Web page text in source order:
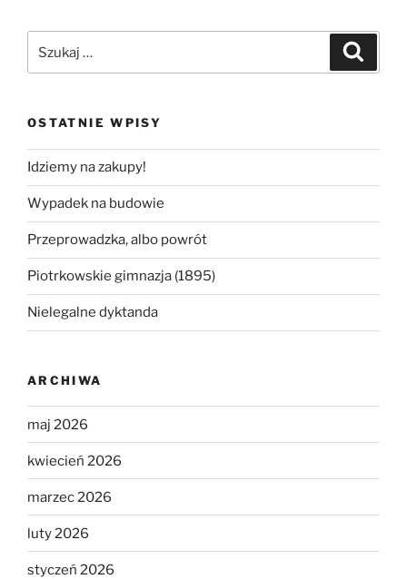
OSTATNIE WPISY
Idziemy na zakupy!
Wypadek na budowie
Przeprowadzka, albo powrót
Piotrkowskie gimnazja (1895)
Nielegalne dyktanda
ARCHIWA
maj 2026
kwiecień 2026
marzec 2026
luty 2026
styczeń 2026